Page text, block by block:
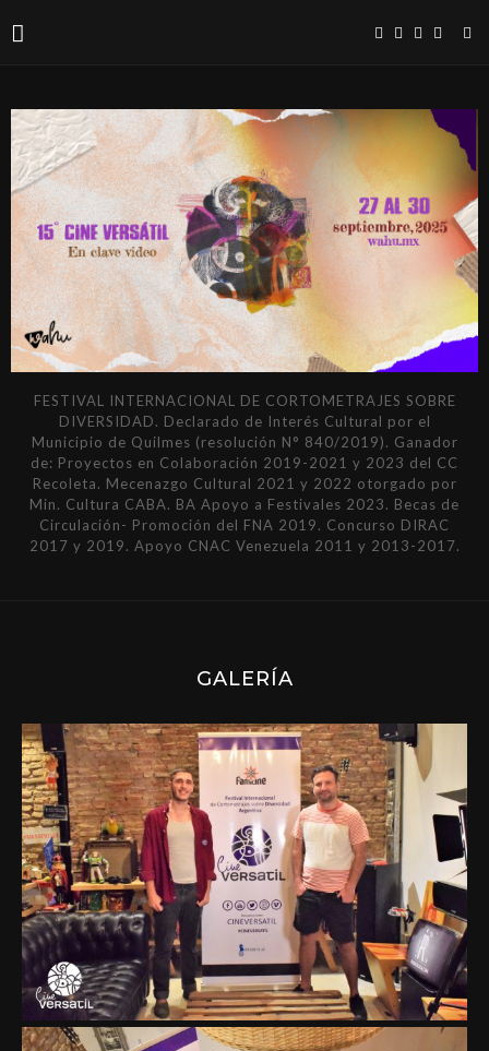
FESTIVAL INTERNACIONAL DE CORTOMETRAJES SOBRE
DIVERSIDAD. Declarado de Interés Cultural por el
Municipio de Quilmes (resolución N° 840/2019). Ganador
de: Proyectos en Colaboración 2019-2021 y 2023 del CC
Recoleta. Mecenazgo Cultural 2021 y 2022 otorgado por
Min. Cultura CABA. BA Apoyo a Festivales 2023. Becas de
Circulación- Promoción del FNA 2019. Concurso DIRAC
2017 y 2019. Apoyo CNAC Venezuela 2011 y 2013-2017.
GALERÍA